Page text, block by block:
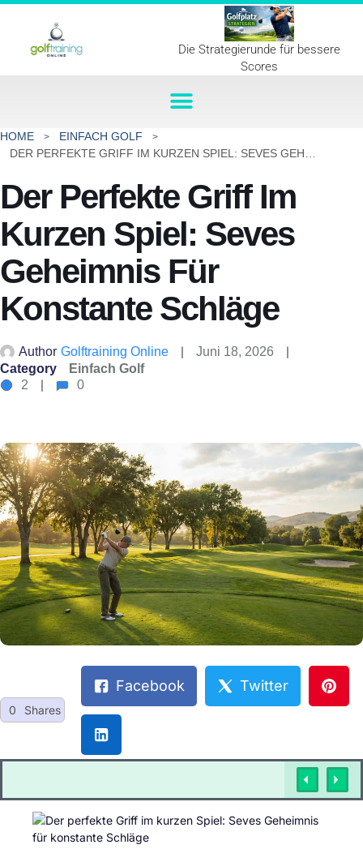
Die Strategierunde für bessere
Scores
HOME
EINFACH GOLF
Der Perfekte Griff Im
Kurzen Spiel: Seves
Geheimnis Für
Konstante Schläge
Author Golftraining Online
Juni 18, 2026
Category
Einfach Golf
2
0
0 Shares
Facebook Twitter